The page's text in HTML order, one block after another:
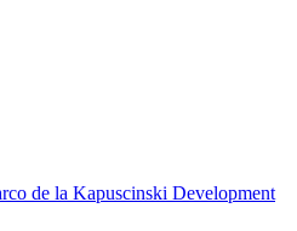
de la Kapuscinski Development